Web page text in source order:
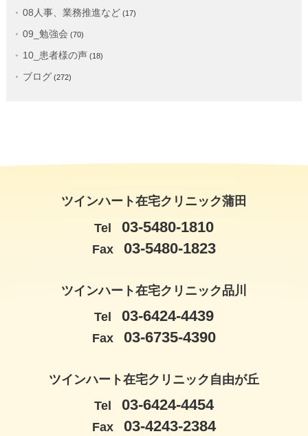
08人事、業務推進など (17)
09_勉強会 (70)
10_患者様の声 (18)
ブログ (272)
ツインハート在宅クリニック蒲田
Tel
03-5480-1810
Fax 03-5480-1823
ツインハート在宅クリニック品川
Tel
03-6424-4439
Fax 03-6735-4390
ツインハート在宅クリニック自由が丘
Tel
03-6424-4454
Fax 03-4243-2384